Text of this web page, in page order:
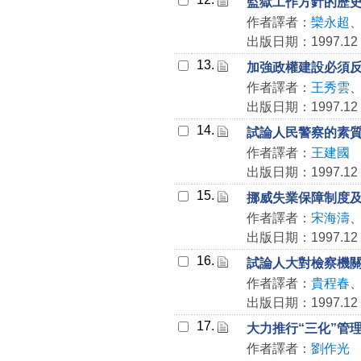
作者譯者： 欒永超
出版日期：1997.12
13.
加強政權建設必須
作者譯者： 王秀雲
出版日期：1997.12
14.
試論人民警察的素
作者譯者： 王建國
出版日期：1997.12
15.
挪威失業保障制度
作者譯者： 宋海濤
出版日期：1997.12
16.
試論人大對檢察機
作者譯者： 貴程春
出版日期：1997.12
17.
大力推行“三化”管
作者譯者： 劉作光